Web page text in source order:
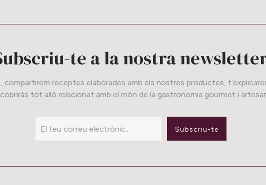
te a la nostra
receptes elaborades amb els nostres productes,
tot allò relacionat amb el món de la gastronomia gourmet i
Subscriu-te